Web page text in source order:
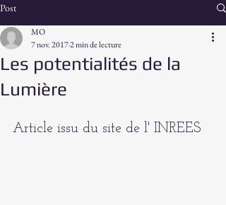
Post
Les potentialités de la
Lumière
MO
7 nov. 20172 min de lecture
Article issu du site de l' INREES